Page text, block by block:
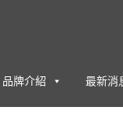
品牌介紹 最新消